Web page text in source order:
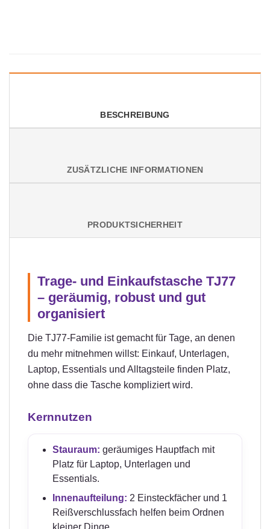
BESCHREIBUNG
ZUSÄTZLICHE INFORMATIONEN
PRODUKTSICHERHEIT
Trage- und Einkaufstasche TJ77
– geräumig, robust und gut
organisiert
Die TJ77-Familie ist gemacht für Tage, an denen
du mehr mitnehmen willst: Einkauf, Unterlagen,
Laptop, Essentials und Alltagsteile finden Platz,
ohne dass die Tasche kompliziert wird.
Kernnutzen
Stauraum: geräumiges Hauptfach mit
Platz für Laptop, Unterlagen und
Essentials.
Innenaufteilung: 2 Einsteckfächer und 1
Reißverschlussfach helfen beim Ordnen